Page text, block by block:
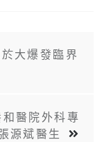
大爆發臨界
醫院外科專
源斌醫生